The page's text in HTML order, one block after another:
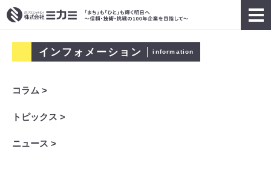
インフォメーション information
コラム >
トピックス >
ニュース >